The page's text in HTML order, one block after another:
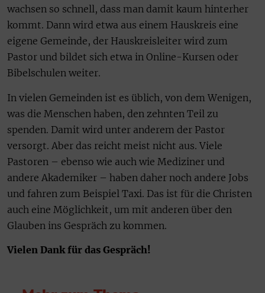
wachsen so schnell, dass man damit kaum hinterher
kommt. Dann wird etwa aus einem Hauskreis eine
eigene Gemeinde, der Hauskreisleiter wird zum
Pastor und bildet sich etwa in Online-Kursen oder
Bibelschulen weiter.
In vielen Gemeinden ist es üblich, von dem Wenigen,
was die Menschen haben, den zehnten Teil zu
spenden. Damit wird unter anderem der Pastor
versorgt. Aber das reicht meist nicht aus. Viele
Pastoren – ebenso wie auch wie Mediziner und
andere Akademiker – haben daher noch andere Jobs
und fahren zum Beispiel Taxi. Das ist für die Christen
auch eine Möglichkeit, um mit anderen über den
Glauben ins Gespräch zu kommen.
Vielen Dank für das Gespräch!